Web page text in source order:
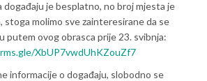
događaju je besplatno, no broj mjesta je
stoga molimo sve zainteresirane da se
putem ovog obrasca prije 23. svibnja:
XbUP7vwdUhKZouZf7
informacije o događaju, slobodno se